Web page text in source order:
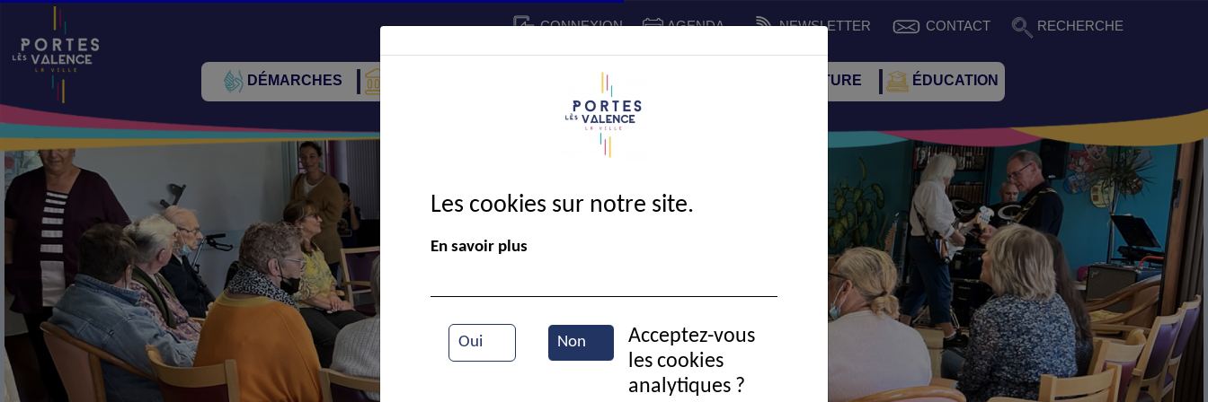
CONNEXION AGENDA NEWSLETTER CONTACT RECHERCHE
DÉMARCHES CADRE DE VIE SPORT ET CULTURE ÉDUCATION
Semaine bleue
Les cookies sur notre site.
En savoir plus
Oui Non
Acceptez-vous
les cookies
analytiques ?